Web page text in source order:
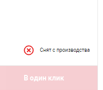
В один клик